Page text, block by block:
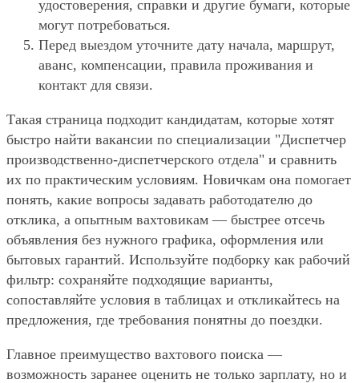
удостоверения, справки и другие бумаги, которые
могут потребоваться.
Перед выездом уточните дату начала, маршрут,
аванс, компенсации, правила проживания и
контакт для связи.
Такая страница подходит кандидатам, которые хотят
быстро найти вакансии по специализации "Диспетчер
производственно-диспетчерского отдела" и сравнить
их по практическим условиям. Новичкам она помогает
понять, какие вопросы задавать работодателю до
отклика, а опытным вахтовикам — быстрее отсечь
объявления без нужного графика, оформления или
бытовых гарантий. Используйте подборку как рабочий
фильтр: сохраняйте подходящие варианты,
сопоставляйте условия в таблицах и откликайтесь на
предложения, где требования понятны до поездки.
Главное преимущество вахтового поиска —
возможность заранее оценить не только зарплату, но и